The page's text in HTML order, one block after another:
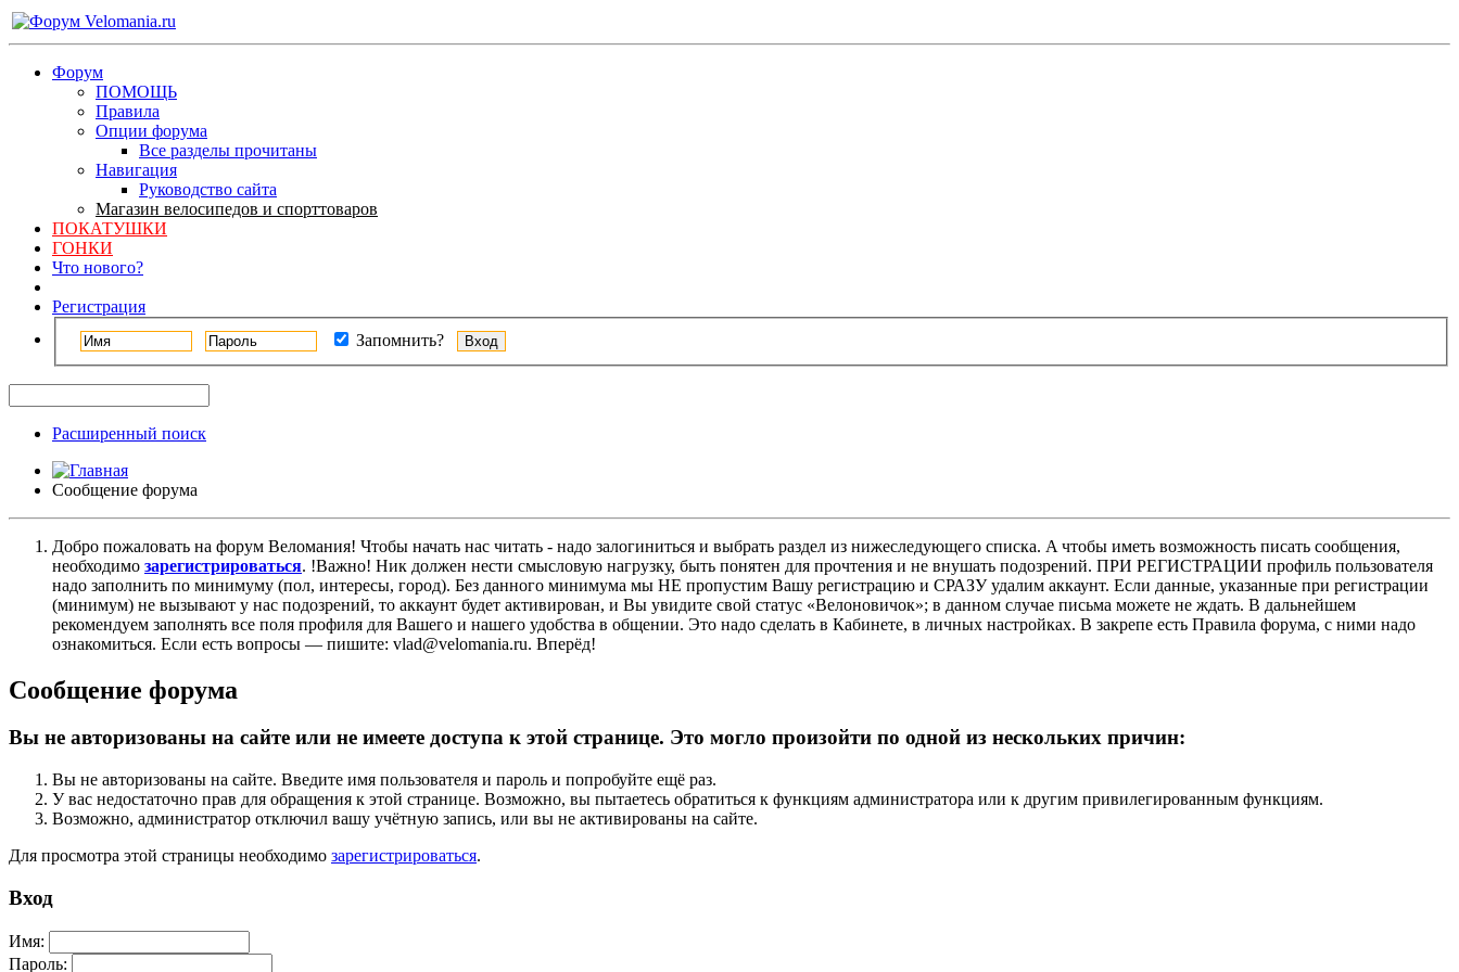
Форум
ПОМОЩЬ
Правила
Опции форума
Все разделы прочитаны
Навигация
Руководство сайта
Магазин велосипедов и спорттоваров
ПОКАТУШКИ
ГОНКИ
Что нового?
Регистрация
Запомнить?
Расширенный поиск
Сообщение форума
Добро пожаловать на форум Веломания! Чтобы начать нас читать - надо залогиниться и выбрать раздел из нижеследующего списка. A чтобы иметь возможность писать сообщения,
необходимо зарегистрироваться. !Важно! Ник должен нести смысловую нагрузку, быть понятен для прочтения и не внушать подозрений. ПРИ РЕГИСТРАЦИИ профиль пользователя
надо заполнить по минимуму (пол, интересы, город). Без данного минимума мы НЕ пропустим Вашу регистрацию и СРАЗУ удалим аккаунт. Если данные, указанные при регистрации
(минимум) не вызывают у нас подозрений, то аккаунт будет активирован, и Вы увидите свой статус «Велоновичок»; в данном случае письма можете не ждать. В дальнейшем
рекомендуем заполнять все поля профиля для Вашего и нашего удобства в общении. Это надо сделать в Кабинете, в личных настройках. В закрепе есть Правила форума, с ними надо
ознакомиться. Если есть вопросы — пишите: vlad@velomania.ru. Вперёд!
Сообщение форума
Вы не авторизованы на сайте или не имеете доступа к этой странице. Это могло произойти по одной из нескольких причин:
Вы не авторизованы на сайте. Введите имя пользователя и пароль и попробуйте ещё раз.
У вас недостаточно прав для обращения к этой странице. Возможно, вы пытаетесь обратиться к функциям администратора или к другим привилегированным функциям.
Возможно, администратор отключил вашу учётную запись, или вы не активированы на сайте.
Для просмотра этой страницы необходимо зарегистрироваться.
Вход
Имя:
Пароль: